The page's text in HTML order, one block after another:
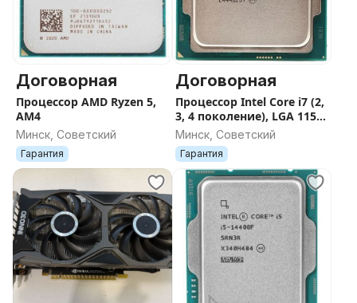
Договорная
Процессор AMD Ryzen 5,
AM4
Минск, Советский
Гарантия
Договорная
Процессор Intel Core i7 (2,
3, 4 поколение), LGA 1155,
1150
Минск, Советский
Гарантия